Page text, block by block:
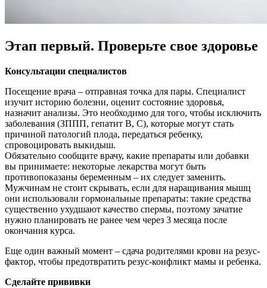
Этап первый. Проверьте свое здоровье
Консультации специалистов
Посещение врача – отправная точка для пары. Специалист
изучит историю болезни, оценит состояние здоровья,
назначит анализы. Это необходимо для того, чтобы исключить
заболевания (ЗППП, гепатит В, С), которые могут стать
причиной патологий плода, передаться ребенку,
спровоцировать выкидыш.
Обязательно сообщите врачу, какие препараты или добавки
вы принимаете: некоторые лекарства могут быть
противопоказаны беременным – их следует заменить.
Мужчинам не стоит скрывать, если для наращивания мышц
они использовали гормональные препараты: такие средства
существенно ухудшают качество спермы, поэтому зачатие
нужно планировать не ранее чем через 3 месяца после
окончания курса.
Еще один важный момент – сдача родителями крови на резус-
фактор, чтобы предотвратить резус-конфликт мамы и ребенка.
Сделайте прививки